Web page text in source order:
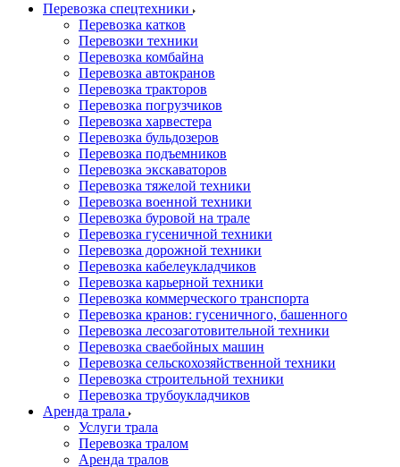
Перевозка спецтехники
Перевозка катков
Перевозки техники
Перевозка комбайна
Перевозка автокранов
Перевозка тракторов
Перевозка погрузчиков
Перевозка харвестера
Перевозка бульдозеров
Перевозка подъемников
Перевозка экскаваторов
Перевозка тяжелой техники
Перевозка военной техники
Перевозка буровой на трале
Перевозка гусеничной техники
Перевозка дорожной техники
Перевозка кабелеукладчиков
Перевозка карьерной техники
Перевозка коммерческого транспорта
Перевозка кранов: гусеничного, башенного
Перевозка лесозаготовительной техники
Перевозка сваебойных машин
Перевозка сельскохозяйственной техники
Перевозка строительной техники
Перевозка трубоукладчиков
Аренда трала
Услуги трала
Перевозка тралом
Аренда тралов